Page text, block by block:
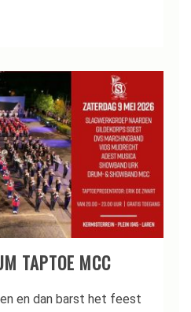
TAPTOE MCC
en dan barst het feest